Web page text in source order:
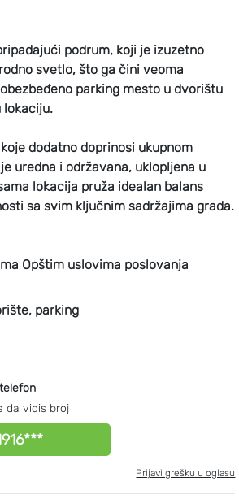
podrum, koji je izuzetno
svetlo, što ga čini veoma
parking mesto u dvorištu
lokaciju.
dodatno doprinosi ukupnom
uredna i održavana, uklopljena u
lokacija pruža idealan balans
sa svim ključnim sadržajima grada.
Opštim uslovima poslovanja
parking
da vidis broj
Prijavi grešku u oglasu